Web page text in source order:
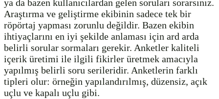
ya da bazen kullanıcılardan gelen soruları sorarsınız.
Araştırma ve geliştirme ekibinin sadece tek bir
röpörtaj yapması zorunlu değildir. Bazen ekibin
ihtiyaçlarını en iyi şekilde anlaması için ard arda
belirli sorular sormaları gerekir. Anketler kaliteli
içerik üretimi ile ilgili fikirler üretmek amacıyla
yapılmış belirli soru serileridir. Anketlerin farklı
tipleri olur: örneğin yapılandırılmış, düzensiz, açık
uçlu ve kapalı uçlu gibi.